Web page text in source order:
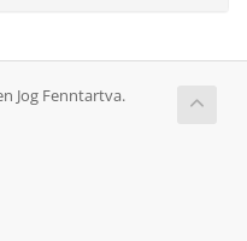
Jog Fenntartva.